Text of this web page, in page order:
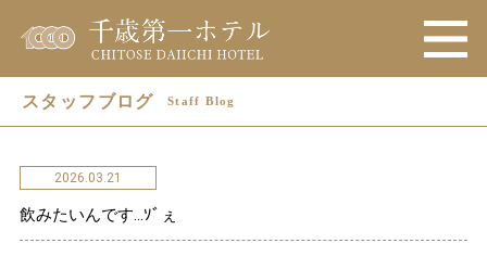
スタッフブログ Staff Blog
2026.03.21
飲みたいんです…ｿﾞぇ